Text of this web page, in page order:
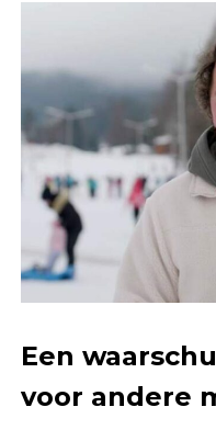
Een
voor andere